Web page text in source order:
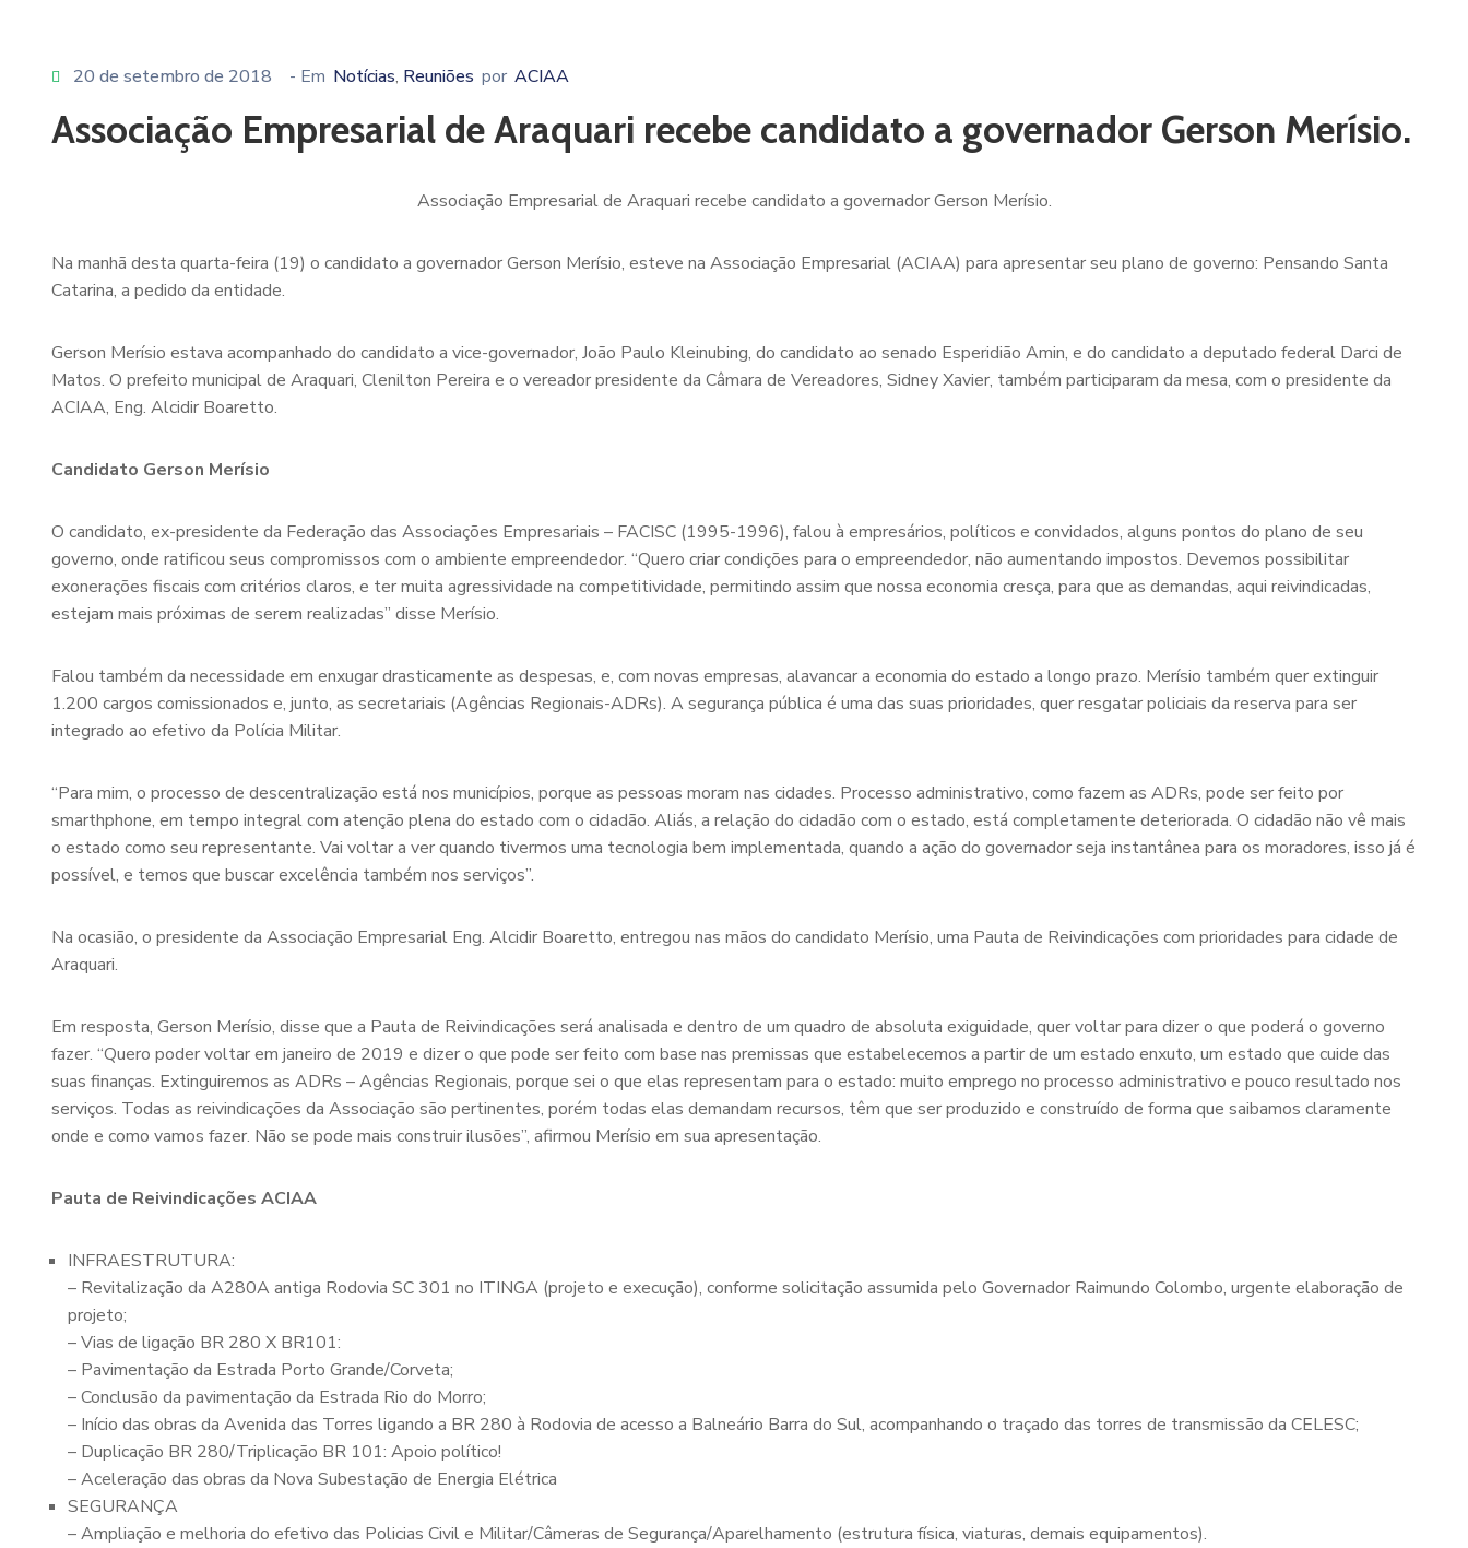
20 de setembro de 2018 - Em Notícias‚ Reuniões por ACIAA
Associação Empresarial de Araquari recebe candidato a governador Gerson Merísio.
Associação Empresarial de Araquari recebe candidato a governador Gerson Merísio.
Na manhã desta quarta-feira (19) o candidato a governador Gerson Merísio, esteve na Associação Empresarial (ACIAA) para apresentar seu plano de governo: Pensando Santa
Catarina, a pedido da entidade.
Gerson Merísio estava acompanhado do candidato a vice-governador, João Paulo Kleinubing, do candidato ao senado Esperidião Amin, e do candidato a deputado federal Darci de
Matos. O prefeito municipal de Araquari, Clenilton Pereira e o vereador presidente da Câmara de Vereadores, Sidney Xavier, também participaram da mesa, com o presidente da
ACIAA, Eng. Alcidir Boaretto.
Candidato Gerson Merísio
O candidato, ex-presidente da Federação das Associações Empresariais – FACISC (1995-1996), falou à empresários, políticos e convidados, alguns pontos do plano de seu
governo, onde ratificou seus compromissos com o ambiente empreendedor. “Quero criar condições para o empreendedor, não aumentando impostos. Devemos possibilitar
exonerações fiscais com critérios claros, e ter muita agressividade na competitividade, permitindo assim que nossa economia cresça, para que as demandas, aqui reivindicadas,
estejam mais próximas de serem realizadas” disse Merísio.
Falou também da necessidade em enxugar drasticamente as despesas, e, com novas empresas, alavancar a economia do estado a longo prazo. Merísio também quer extinguir
1.200 cargos comissionados e, junto, as secretariais (Agências Regionais-ADRs). A segurança pública é uma das suas prioridades, quer resgatar policiais da reserva para ser
integrado ao efetivo da Polícia Militar.
“Para mim, o processo de descentralização está nos municípios, porque as pessoas moram nas cidades. Processo administrativo, como fazem as ADRs, pode ser feito por
smarthphone, em tempo integral com atenção plena do estado com o cidadão. Aliás, a relação do cidadão com o estado, está completamente deteriorada. O cidadão não vê mais
o estado como seu representante. Vai voltar a ver quando tivermos uma tecnologia bem implementada, quando a ação do governador seja instantânea para os moradores, isso já é
possível, e temos que buscar excelência também nos serviços”.
Na ocasião, o presidente da Associação Empresarial Eng. Alcidir Boaretto, entregou nas mãos do candidato Merísio, uma Pauta de Reivindicações com prioridades para cidade de
Araquari.
Em resposta, Gerson Merísio, disse que a Pauta de Reivindicações será analisada e dentro de um quadro de absoluta exiguidade, quer voltar para dizer o que poderá o governo
fazer. “Quero poder voltar em janeiro de 2019 e dizer o que pode ser feito com base nas premissas que estabelecemos a partir de um estado enxuto, um estado que cuide das
suas finanças. Extinguiremos as ADRs – Agências Regionais, porque sei o que elas representam para o estado: muito emprego no processo administrativo e pouco resultado nos
serviços. Todas as reivindicações da Associação são pertinentes, porém todas elas demandam recursos, têm que ser produzido e construído de forma que saibamos claramente
onde e como vamos fazer. Não se pode mais construir ilusões”, afirmou Merísio em sua apresentação.
Pauta de Reivindicações ACIAA
INFRAESTRUTURA:
– Revitalização da A280A antiga Rodovia SC 301 no ITINGA (projeto e execução), conforme solicitação assumida pelo Governador Raimundo Colombo, urgente elaboração de
projeto;
– Vias de ligação BR 280 X BR101:
– Pavimentação da Estrada Porto Grande/Corveta;
– Conclusão da pavimentação da Estrada Rio do Morro;
– Início das obras da Avenida das Torres ligando a BR 280 à Rodovia de acesso a Balneário Barra do Sul, acompanhando o traçado das torres de transmissão da CELESC;
– Duplicação BR 280/Triplicação BR 101: Apoio político!
– Aceleração das obras da Nova Subestação de Energia Elétrica
SEGURANÇA
– Ampliação e melhoria do efetivo das Policias Civil e Militar/Câmeras de Segurança/Aparelhamento (estrutura física, viaturas, demais equipamentos).